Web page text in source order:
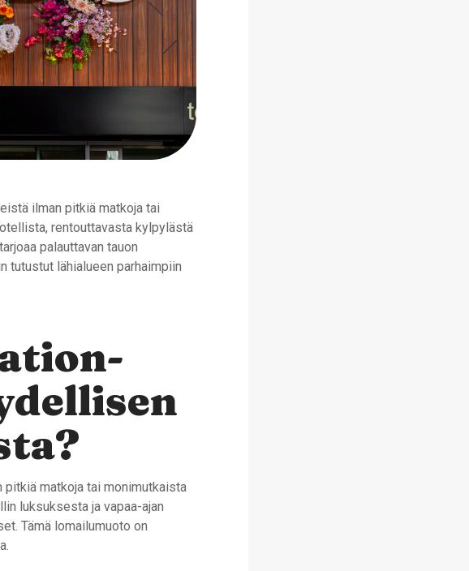
ilman pitkiä matkoja tai
rentouttavasta kylpylästä
palauttavan tauon
tutustut lähialueen parhaimpiin
pitkiä matkoja tai monimutkaista
luksuksesta ja vapaa-ajan
Tämä lomailumuoto on